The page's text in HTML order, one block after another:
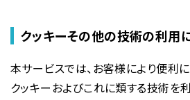
クッキーその他の技術の利用
本サービスでは、お客様により便利
クッキーおよびこれに類する技術を